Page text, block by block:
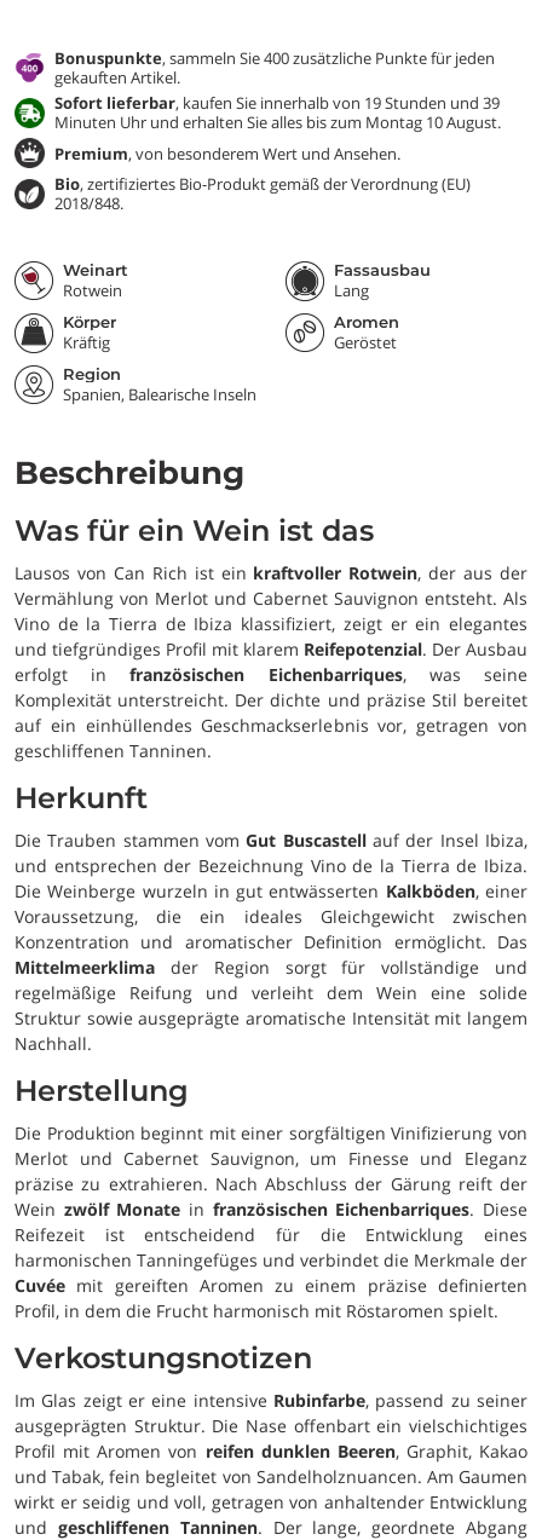
Bonuspunkte, sammeln Sie 400 zusätzliche Punkte für jeden
gekauften Artikel.
Sofort lieferbar, kaufen Sie innerhalb von 19 Stunden und 39
Minuten Uhr und erhalten Sie alles bis zum Montag 10 August.
Premium, von besonderem Wert und Ansehen.
Bio, zertifiziertes Bio-Produkt gemäß der Verordnung (EU)
2018/848.
Weinart
Rotwein
Fassausbau
Lang
Körper
Kräftig
Aromen
Geröstet
Region
Spanien, Balearische Inseln
Beschreibung
Was für ein Wein ist das
Lausos von Can Rich ist ein kraftvoller Rotwein, der aus der
Vermählung von Merlot und Cabernet Sauvignon entsteht. Als
Vino de la Tierra de Ibiza klassifiziert, zeigt er ein elegantes
und tiefgründiges Profil mit klarem Reifepotenzial. Der Ausbau
erfolgt infranzösischen Eichenbarriques, was seine
Komplexität unterstreicht. Der dichte und präzise Stil bereitet
auf ein einhüllendes Geschmackserlebnis vor, getragen von
geschliffenen Tanninen.
Herkunft
Die Trauben stammen vomGut Buscastellauf der Insel Ibiza,
und entsprechen der Bezeichnung Vino de la Tierra de Ibiza.
Die Weinberge wurzeln in gut entwässerten Kalkböden, einer
Voraussetzung, die ein ideales Gleichgewicht zwischen
Konzentration und aromatischer Definition ermöglicht. Das
Mittelmeerklima der Region sorgt für vollständige und
regelmäßige Reifung und verleiht dem Wein eine solide
Struktur sowie ausgeprägte aromatische Intensität mit langem
Nachhall.
Herstellung
Die Produktion beginnt mit einer sorgfältigen Vinifizierung von
Merlot und Cabernet Sauvignon, um Finesse und Eleganz
präzise zu extrahieren. Nach Abschluss der Gärung reift der
Wein zwölf Monate in französischen Eichenbarriques. Diese
Reifezeit ist entscheidend für die Entwicklung eines
harmonischen Tanningefüges und verbindet die Merkmale der
Cuvée mit gereiften Aromen zu einem präzise definierten
Profil, in dem die Frucht harmonisch mit Röstaromen spielt.
Verkostungsnotizen
Im Glas zeigt er eine intensive Rubinfarbe, passend zu seiner
ausgeprägten Struktur. Die Nase offenbart ein vielschichtiges
Profil mit Aromen von reifen dunklen Beeren, Graphit, Kakao
und Tabak, fein begleitet von Sandelholznuancen. Am Gaumen
wirkt er seidig und voll, getragen von anhaltender Entwicklung
und geschliffenen Tanninen. Der lange, geordnete Abgang